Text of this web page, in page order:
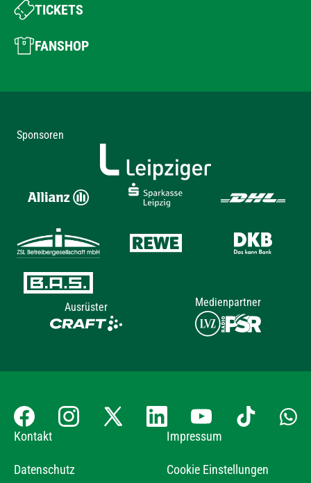
TICKETS
FANSHOP
Sponsoren
Ausrüster Medienpartner
Kontakt Impressum
Datenschutz Cookie Einstellungen